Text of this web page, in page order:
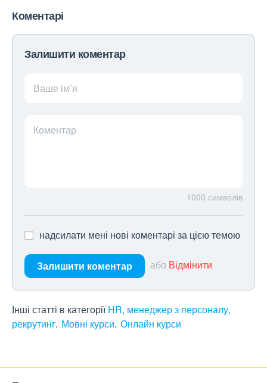
Коментарі
Залишити коментар
Ваше ім’я
Коментар
1000 символів
надсилати мені нові коментарі за цією темою
Залишити коментар або Відмінити
Інші статті в категорії HR, менеджер з персоналу,
рекрутинг Мовні курси Онлайн курси